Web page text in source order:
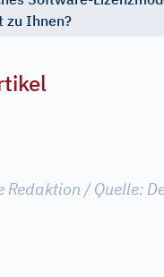
zu Ihnen?
Redaktion / Quelle: